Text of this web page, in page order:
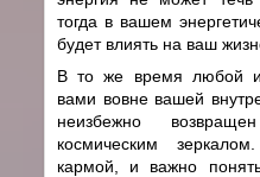
тогда в вашем
будет влиять на ваш
В то же время любой
вами вовне вашей
неизбежно
космическим
кармой, и важно